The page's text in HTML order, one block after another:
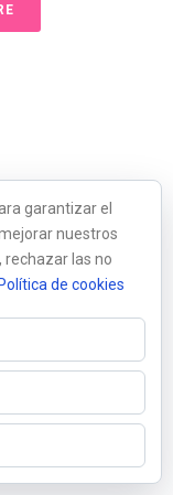
garantizar el
nuestros
rechazar las no
Política de cookies